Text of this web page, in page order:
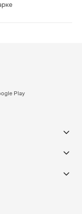
Play